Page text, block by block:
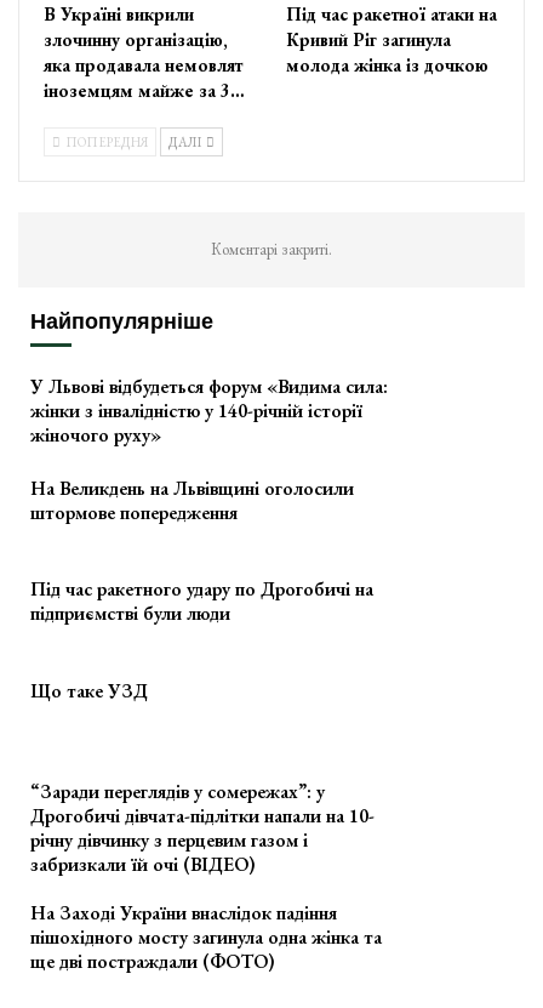
В Україні викрили
злочинну організацію,
яка продавала немовлят
іноземцям майже за 3…
Під час ракетної атаки на
Кривий Ріг загинула
молода жінка із дочкою
ПОПЕРЕДНЯ ДАЛІ
Коментарі закриті.
Найпопулярніше
У Львові відбудеться форум «Видима сила:
жінки з інвалідністю у 140-річній історії
жіночого руху»
На Великдень на Львівщині оголосили
штормове попередження
Під час ракетного удару по Дрогобичі на
підприємстві були люди
Що таке УЗД
“Заради переглядів у сомережах”: у
Дрогобичі дівчата-підлітки напали на 10-
річну дівчинку з перцевим газом і
забризкали їй очі (ВІДЕО)
На Заході України внаслідок падіння
пішохідного мосту загинула одна жінка та
ще дві постраждали (ФОТО)